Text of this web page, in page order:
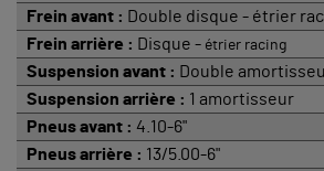
Frein avant : Double disque - étrier
Frein arrière : Disque - étrier racing
Suspension avant : Double
Suspension arrière : 1 amortisseur
Pneus avant : 4.10-6"
Pneus arrière : 13/5.00-6"